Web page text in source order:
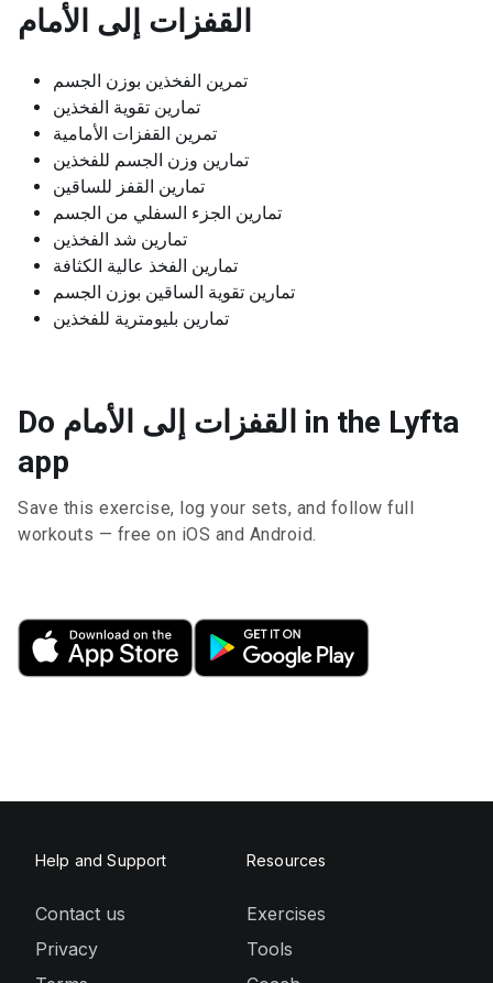
القفزات إلى الأمام
تمرين الفخذين بوزن الجسم
تمارين تقوية الفخذين
تمرين القفزات الأمامية
تمارين وزن الجسم للفخذين
تمارين القفز للساقين
تمارين الجزء السفلي من الجسم
تمارين شد الفخذين
تمارين الفخذ عالية الكثافة
تمارين تقوية الساقين بوزن الجسم
تمارين بليومترية للفخذين
Do القفزات إلى الأمام in the Lyfta
app
Save this exercise, log your sets, and follow full
workouts — free on iOS and Android.
Help and Support
Contact us
Privacy
Resources
Exercises
Tools